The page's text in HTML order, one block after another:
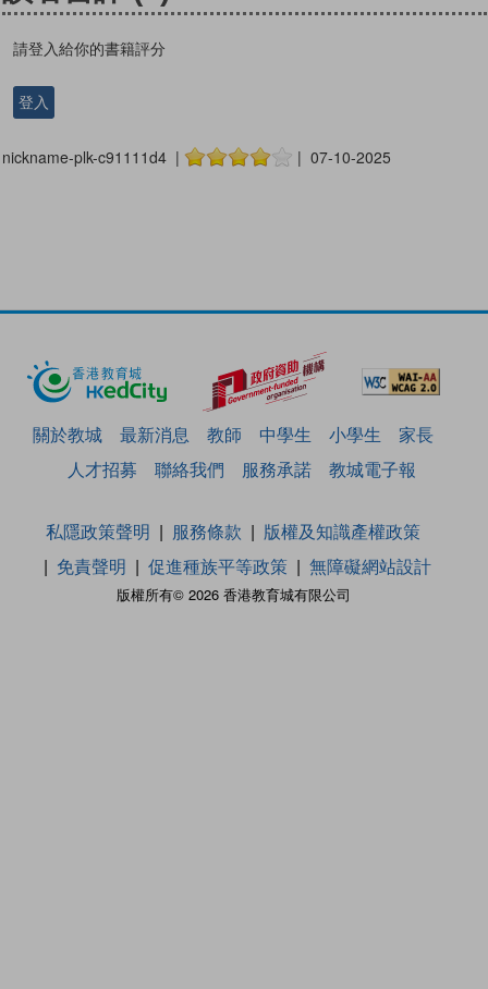
請登入給你的書籍評分
登入
nickname-plk-c91111d4 | | 07-10-2025
關於教城 最新消息 教師 中學生 小學生
家長
人才招募
聯絡我們 服務承諾 教城電子報
版權所有© 2026 香港教育城有限公司
私隱政策聲明 服務條款
版權及知識產權政策
免責聲明
促進種族平等政策 無障礙網站設計